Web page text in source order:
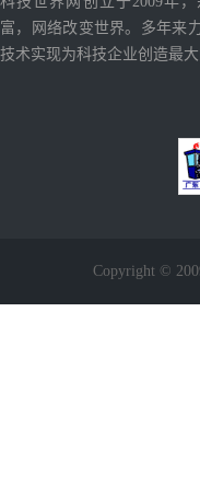
富，网络改变世界。多年来
技术实现为科技企业创造最大
Copyright ©